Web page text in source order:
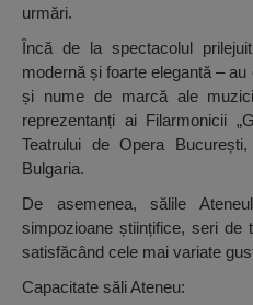
urmări.
Încă de la spectacolul
modernă și foarte elegantă –
și nume de marcă ale
reprezentanți ai Filarmonicii
Teatrului de Opera
Bulgaria.
De asemenea, sălile
simpozioane științifice, seri de
satisfăcând cele mai variate
Capacitate săli Ateneu: